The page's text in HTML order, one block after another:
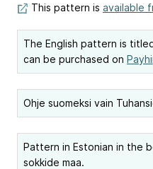
This pattern is available
The English pattern is
can be purchased on
Ohje suomeksi vain
Pattern in Estonian in the
sokkide maa.